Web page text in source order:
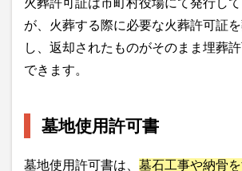
火葬許可証は市町村役場にて発行し
が、火葬する際に必要な火葬許可証
し、返却されたものがそのまま埋葬
できます。
墓地使用許可書
墓地使用許可書は、 墓石工事や納骨